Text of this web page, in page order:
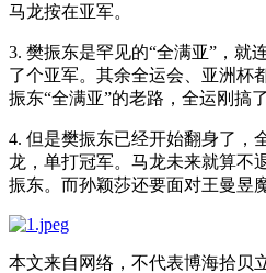
马龙按在亚军。
3. 樊振东是罕见的“全满亚”，就
了个亚军。其余全运会、亚洲杯
振东“全满亚”的老路，全运刚搞
4. 但是樊振东已经开始翻身了，
龙，单打冠军。马龙未来就算不
振东。而孙颖莎还要面对王曼昱
本文来自网络，不代表博海拾贝